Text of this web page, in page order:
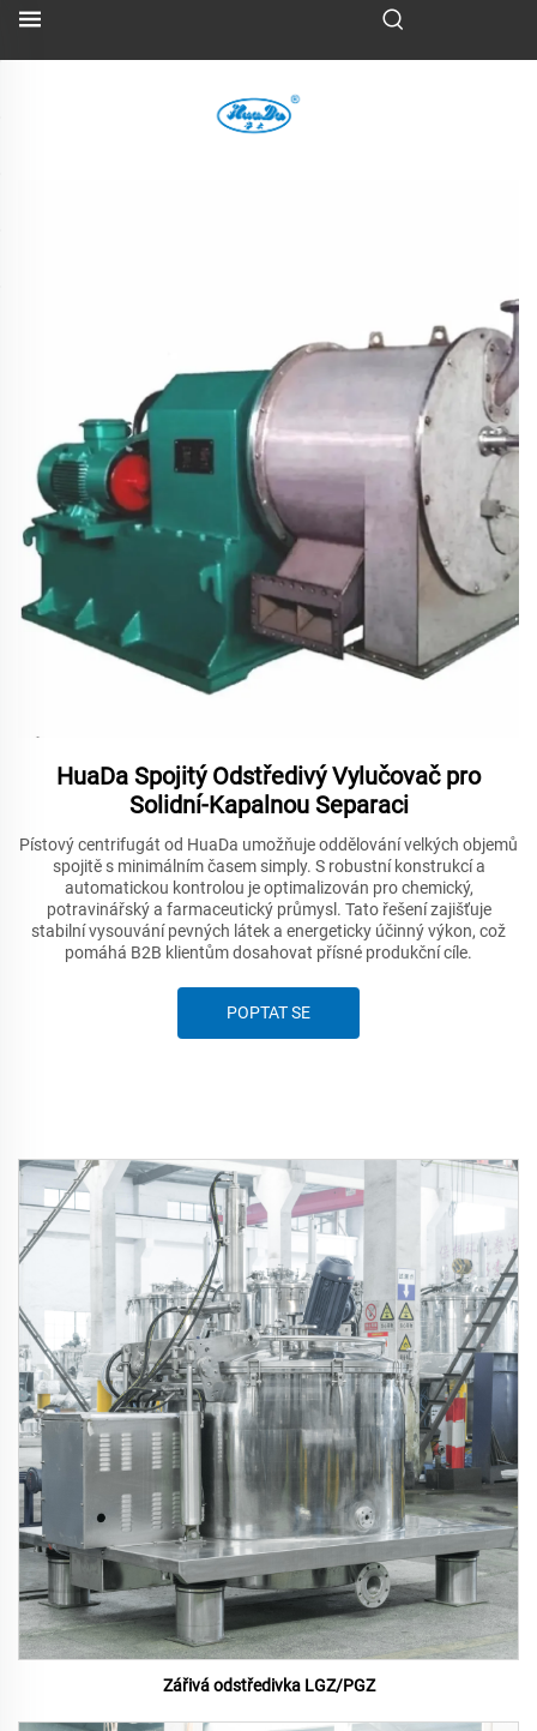
HuaDa Spojitý Odstředivý Vylučovač pro
Solidní-Kapalnou Separaci
Pístový centrifugát od HuaDa umožňuje oddělování velkých objemů
spojitě s minimálním časem simply. S robustní konstrukcí a
automatickou kontrolou je optimalizován pro chemický,
potravinářský a farmaceutický průmysl. Tato řešení zajišťuje
stabilní vysouvání pevných látek a energeticky účinný výkon, což
pomáhá B2B klientům dosahovat přísné produkční cíle.
POPTAT SE
Zářivá odstředivka LGZ/PGZ